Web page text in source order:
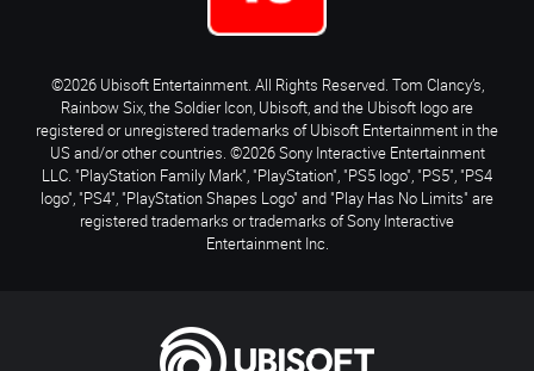
©2026 Ubisoft Entertainment. All Rights Reserved. Tom Clancy’s,
Rainbow Six, the Soldier Icon, Ubisoft, and the Ubisoft logo are
registered or unregistered trademarks of Ubisoft Entertainment in the
US and/or other countries. ©2026 Sony Interactive Entertainment
LLC. "PlayStation Family Mark", "PlayStation", "PS5 logo", "PS5", "PS4
logo", "PS4", "PlayStation Shapes Logo" and "Play Has No Limits" are
registered trademarks or trademarks of Sony Interactive
Entertainment Inc.